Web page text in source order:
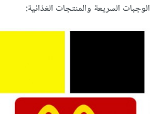
الوجبات السريعة والمنتجات الغذائية: